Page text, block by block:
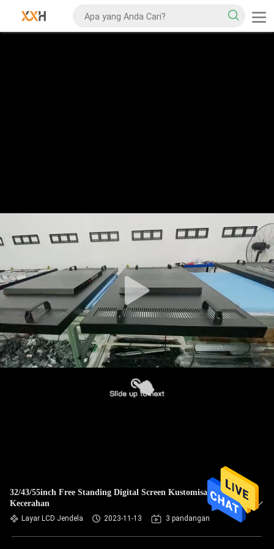
32/43/55inch Free Standing Digital Screen Kustomisasi
Kecerahan
Layar LCD Jendela 2023-11-13 3 pandangan